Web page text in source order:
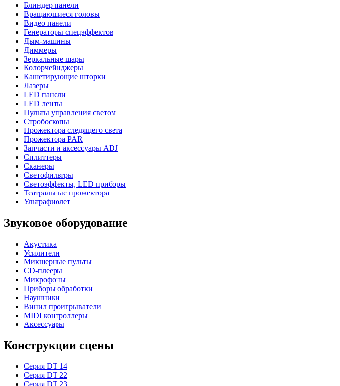
Блиндер панели
Вращающиеся головы
Видео панели
Генераторы спецэффектов
Дым-машины
Диммеры
Зеркальные шары
Колорчейнджеры
Кашетирующие шторки
Лазеры
LED панели
LED ленты
Пульты управления светом
Стробоскопы
Прожектора следящего света
Прожектора PAR
Запчасти и аксессуары ADJ
Сплиттеры
Сканеры
Светофильтры
Светоэффекты, LED приборы
Театральные прожектора
Ультрафиолет
Звуковое оборудование
Акустика
Усилители
Микшерные пульты
CD-плееры
Микрофоны
Приборы обработки
Наушники
Винил проигрыватели
MIDI контроллеры
Аксессуары
Конструкции сцены
Серия DT 14
Серия DT 22
Серия DT 23